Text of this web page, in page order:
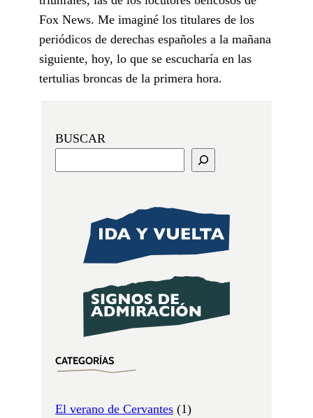
Fox News. Me imaginé los titulares de los
periódicos de derechas españoles a la mañana
siguiente, hoy, lo que se escucharía en las
tertulias broncas de la primera hora.
BUSCAR
CATEGORÍAS
El verano de Cervantes (1)